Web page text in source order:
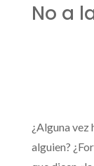
No a
¿Alguna vez
alguien?